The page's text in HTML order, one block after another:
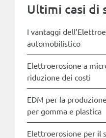
Ultimi casi di
I vantaggi
automobilistico
Elettroerosione a
riduzione dei costi
EDM per la
per gomma e plastica
Elettroerosione per il